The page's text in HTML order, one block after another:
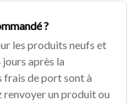
?
les produits neufs et
après la
frais de port sont à
renvoyer un produit ou